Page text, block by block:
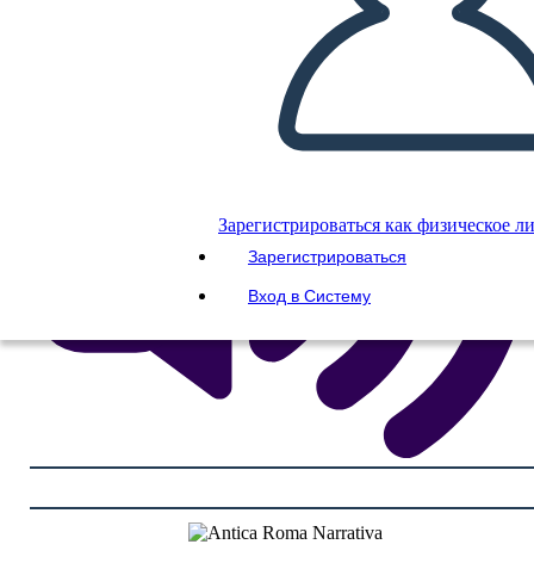
Зарегистрироваться как физическое
Зарегистрироваться
Вход в Систему